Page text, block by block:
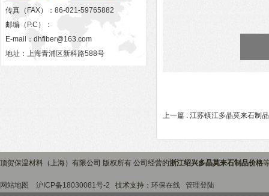
传真（FAX）：86-021-59765882
邮编（P.C）：
E-mail： dhfiber@163.com
地址：上海青浦区新科路588号
上一篇 : 江苏镇江多晶莫来石制
顶贺保温材料（上海）有限公司 版权所有 公司经营的浙江绍兴多晶莫来石制品价格
网站地图 沪ICP备18030081号-2 技术支持： 环保在线 管理登陆